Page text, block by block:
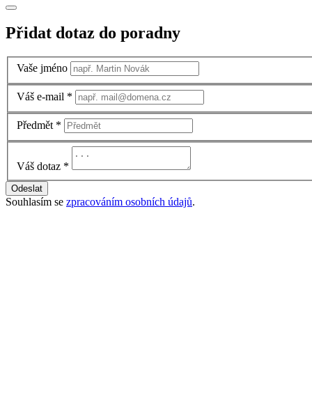
Přidat dotaz do poradny
Vaše jméno
Váš e-mail *
Předmět *
Váš dotaz *
Odeslat
Souhlasím se zpracováním osobních údajů.